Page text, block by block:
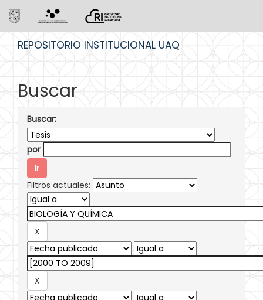
REPOSITORIO INSTITUCIONAL UAQ
Buscar
Buscar:
por
Filtros actuales: